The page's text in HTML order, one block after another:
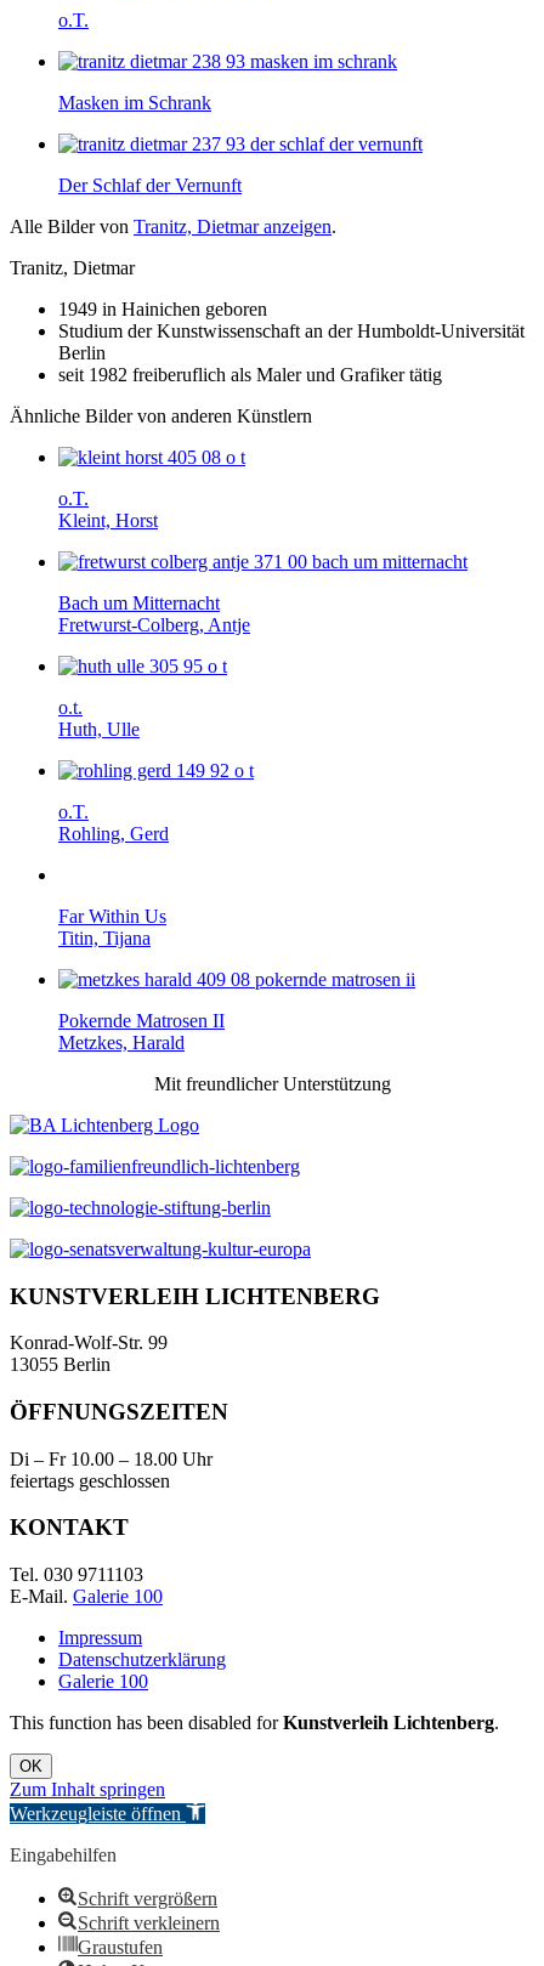
o.T.
Masken im Schrank
Der Schlaf der Vernunft
Alle Bilder von Tranitz, Dietmar anzeigen.
Tranitz, Dietmar
1949 in Hainichen geboren
Studium der Kunstwissenschaft an der Humboldt-Universität
Berlin
seit 1982 freiberuflich als Maler und Grafiker tätig
Ähnliche Bilder von anderen Künstlern
o.T.
Kleint, Horst
Bach um Mitternacht
Fretwurst-Colberg, Antje
o.t.
Huth, Ulle
o.T.
Rohling, Gerd
Far Within Us
Titin, Tijana
Pokernde Matrosen II
Metzkes, Harald
Mit freundlicher Unterstützung
KUNSTVERLEIH LICHTENBERG
Konrad-Wolf-Str. 99
13055 Berlin
ÖFFNUNGSZEITEN
Di – Fr 10.00 – 18.00 Uhr
feiertags geschlossen
KONTAKT
Tel. 030 9711103
E-Mail. Galerie 100
Impressum
Datenschutzerklärung
Galerie 100
This function has been disabled forKunstverleih Lichtenberg.
OK
Zum Inhalt springen
Werkzeugleiste öffnen
Eingabehilfen
Schrift vergrößern
Schrift verkleinern
Graustufen